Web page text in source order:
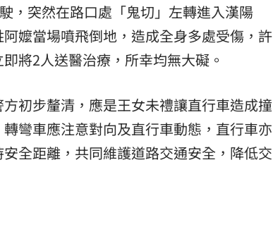
，突然在路口處「鬼切」左轉進入漢陽
嬤當場噴飛倒地，造成全身多處受傷，許
將2人送醫治療，所幸均無大礙。
初步釐清，應是王女未禮讓直行車造成撞
轉彎車應注意對向及直行車動態，直行車亦
全距離，共同維護道路交通安全，降低交